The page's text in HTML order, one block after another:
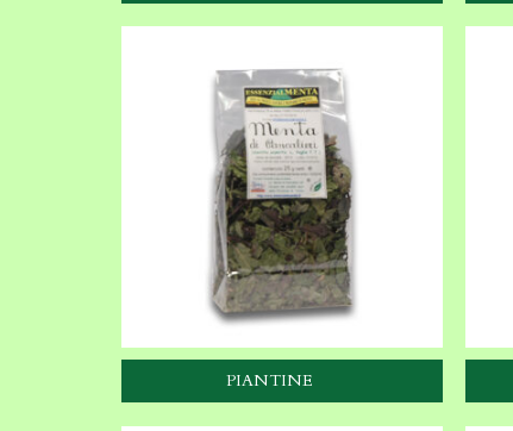
PIANTINE